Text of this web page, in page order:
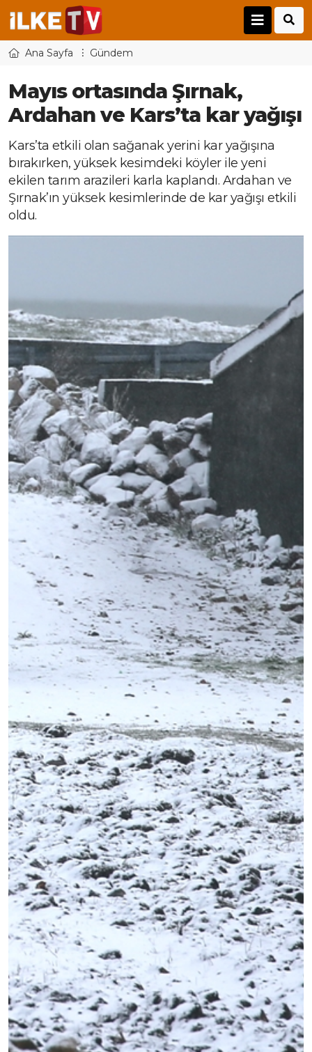
Ana Sayfa Gündem
Mayıs ortasında Şırnak,
Ardahan ve Kars’ta kar yağışı
Kars’ta etkili olan sağanak yerini kar yağışına
bırakırken, yüksek kesimdeki köyler ile yeni
ekilen tarım arazileri karla kaplandı. Ardahan ve
Şırnak’ın yüksek kesimlerinde de kar yağışı etkili
oldu.